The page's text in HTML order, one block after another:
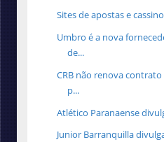
Sites de apostas e
Umbro é a nova
de...
CRB não renova
p...
Atlético Paranaense
Junior Barranquilla